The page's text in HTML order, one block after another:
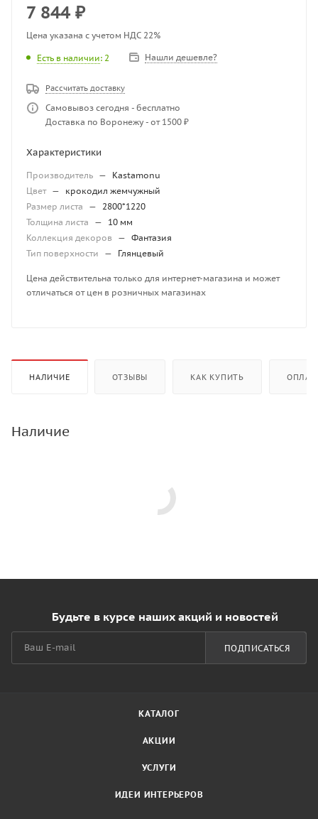
7 844 ₽
Цена указана с учетом НДС 22%
Есть в наличии: 2 Нашли дешевле?
Рассчитать доставку
Самовывоз сегодня - бесплатно
Доставка по Воронежу - от 1500 ₽
Характеристики
Производитель —
Kastamonu
Цвет —
крокодил жемчужный
Размер листа
— 2800*1220
Толщина листа
—
10 мм
Коллекция декоров
— Фантазия
Тип поверхности
— Глянцевый
Цена действительна только для интернет-магазина и может
отличаться от цен в розничных магазинах
НАЛИЧИЕ ОТЗЫВЫ КАК КУПИТЬ
Наличие
Будьте в курсе наших акций и новостей
ПОДПИСАТЬСЯ
КАТАЛОГ
АКЦИИ
УСЛУГИ
ИДЕИ ИНТЕРЬЕРОВ